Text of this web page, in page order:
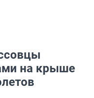
на крыше